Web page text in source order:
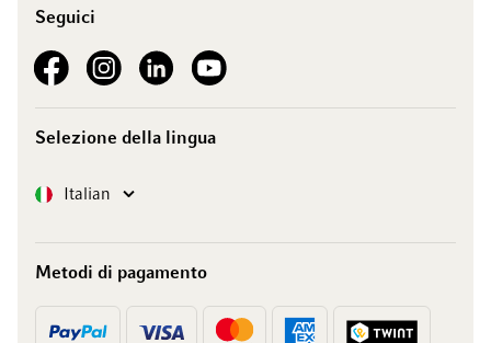
Seguici
See our FacebookSee our Instagram account
See our LinkedInSee our YouTube channel
Selezione della lingua
Lingua Italian
Metodi di pagamento